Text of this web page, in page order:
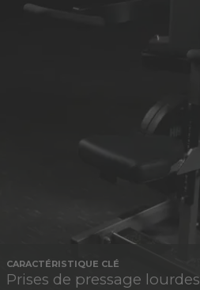
CARACTÉRISTIQUE CLÉ
Prises de pressage lourdes